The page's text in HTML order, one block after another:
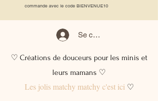
commande avec le code BIENVENUE10
Se connecter
♡ Créations de douceurs pour les minis et
leurs mamans ♡
Les jolis matchy matchy c'est ici♡